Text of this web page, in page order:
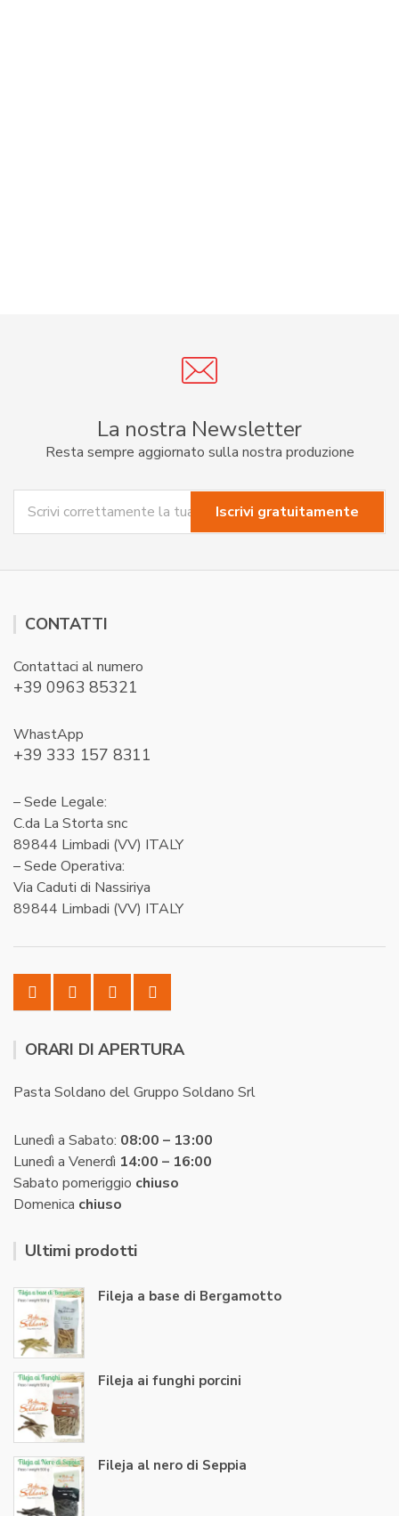
La nostra Newsletter
Resta sempre aggiornato sulla nostra produzione
CONTATTI
Contattaci al numero
+39 0963 85321
WhastApp
+39 333 157 8311
– Sede Legale:
C.da La Storta snc
89844 Limbadi (VV) ITALY
– Sede Operativa:
Via Caduti di Nassiriya
89844 Limbadi (VV) ITALY
ORARI DI APERTURA
Pasta Soldano del Gruppo Soldano Srl
Lunedì a Sabato: 08:00 – 13:00
Lunedì a Venerdì 14:00 – 16:00
Sabato pomeriggio chiuso
Domenica chiuso
Ultimi prodotti
Fileja a base di Bergamotto
Fileja ai funghi porcini
Fileja al nero di Seppia